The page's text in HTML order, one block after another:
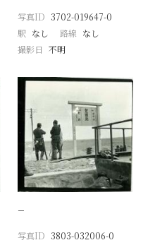
写真ID 3702-019647-0
駅 なし 路線 なし
撮影日 不明
−
写真ID 3803-032006-0